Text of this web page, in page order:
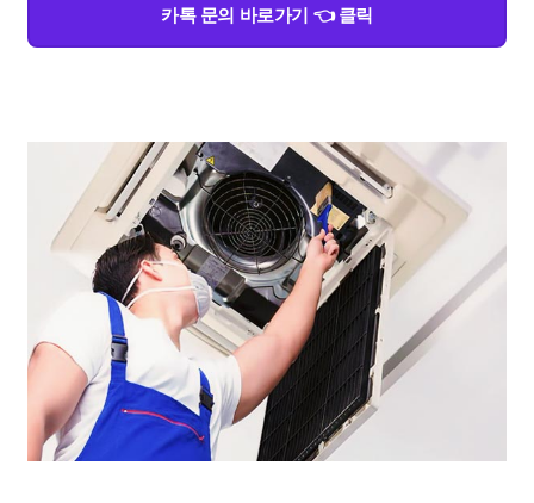
카톡 문의 바로가기 👈 클릭